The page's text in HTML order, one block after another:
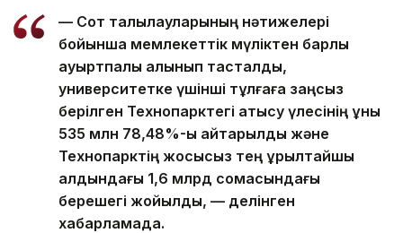
— Сот талқылауларының нәтижелері
бойынша мемлекеттік мүліктен барлық
ауыртпалық алынып тасталды,
университетке үшінші тұлғаға заңсыз
берілген Технопарктегі қатысу үлесінің құны
535 млн 78,48%-ы қайтарылды және
Технопарктің жосықсыз тең құрылтайшы
алдындағы 1,6 млрд сомасындағы
берешегі жойылды, — делінген
хабарламада.